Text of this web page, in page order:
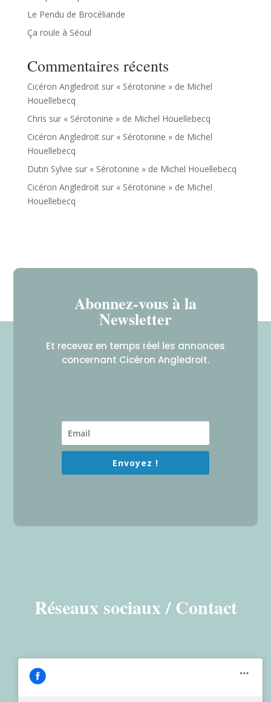
Le Pendu de Brocéliande
Ça roule à Séoul
Commentaires récents
Cicéron Angledroitsur « Sérotonine » de Michel
Houellebecq
Chris sur « Sérotonine » de Michel Houellebecq
Cicéron Angledroitsur « Sérotonine » de Michel
Houellebecq
Dutin Sylvie sur « Sérotonine » de Michel Houellebecq
Cicéron Angledroitsur « Sérotonine » de Michel
Houellebecq
Abonnez-vous à la
Newsletter
Et recevez en temps réel les annonces
concernant Cicéron Angledroit.
Envoyez !
Réseaux sociaux / Contact